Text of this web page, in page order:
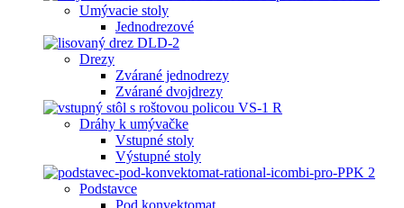
Umývacie stoly
Jednodrezové
Drezy
Zvárané jednodrezy
Zvárané dvojdrezy
Dráhy k umývačke
Vstupné stoly
Výstupné stoly
Podstavce
Pod konvektomat